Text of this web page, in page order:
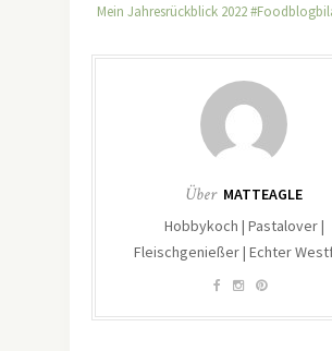
Mein Jahresrückblick 2022
Über MATTEAGLE
Hobbykoch | Pastalover |
Fleischgenießer | Echter